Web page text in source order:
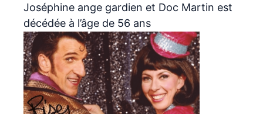
Joséphine ange gardien et Doc Martin est
décédée à l’âge de 56 ans